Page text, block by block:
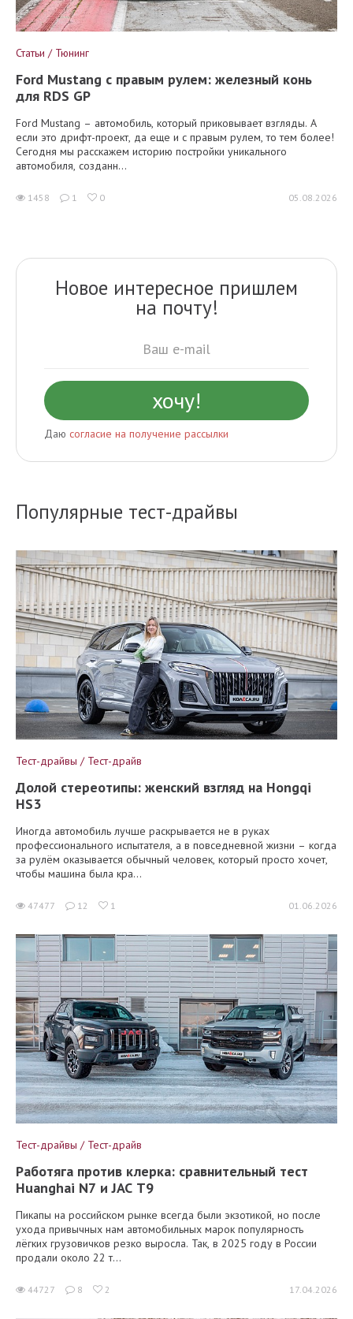
Статьи / Тюнинг
Ford Mustang с правым рулем: железный конь
для RDS GP
Ford Mustang – автомобиль, который приковывает взгляды. А
если это дрифт-проект, да еще и с правым рулем, то тем более!
Сегодня мы расскажем историю постройки уникального
автомобиля, созданн...
1458 1 0 05.08.2026
Новое интересное пришлем
на почту!
Даю согласие на получение рассылки
Популярные тест-драйвы
Тест-драйвы / Тест-драйв
Долой стереотипы: женский взгляд на Hongqi
HS3
Иногда автомобиль лучше раскрывается не в руках
профессионального испытателя, а в повседневной жизни – когда
за рулём оказывается обычный человек, который просто хочет,
чтобы машина была кра...
47477 12 1 01.06.2026
Тест-драйвы / Тест-драйв
Работяга против клерка: сравнительный тест
Huanghai N7 и JAC T9
Пикапы на российском рынке всегда были экзотикой, но после
ухода привычных нам автомобильных марок популярность
лёгких грузовичков резко выросла. Так, в 2025 году в России
продали около 22 т...
44727 8 2 17.04.2026